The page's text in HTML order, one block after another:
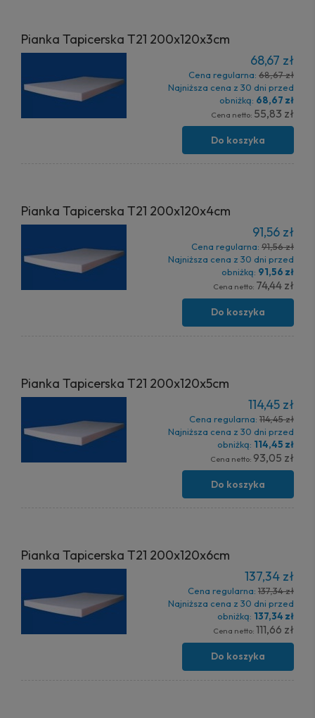
Pianka Tapicerska T21 200x120x3cm
68,67 zł
Cena regularna: 68,67 zł
Najniższa cena z 30 dni przed
obniżką: 68,67 zł
Cena netto: 55,83 zł
Do koszyka
Pianka Tapicerska T21 200x120x4cm
91,56 zł
Cena regularna: 91,56 zł
Najniższa cena z 30 dni przed
obniżką: 91,56 zł
Cena netto: 74,44 zł
Do koszyka
Pianka Tapicerska T21 200x120x5cm
114,45 zł
Cena regularna: 114,45 zł
Najniższa cena z 30 dni przed
obniżką: 114,45 zł
Cena netto: 93,05 zł
Do koszyka
Pianka Tapicerska T21 200x120x6cm
137,34 zł
Cena regularna: 137,34 zł
Najniższa cena z 30 dni przed
obniżką: 137,34 zł
Cena netto: 111,66 zł
Do koszyka